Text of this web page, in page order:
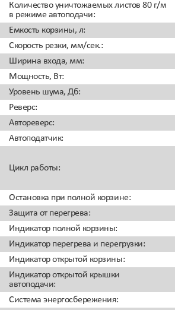
Количество уничтожаемых листов 80 г/м
в режиме автоподачи:
Емкость корзины, л:
Скорость резки, мм/сек.:
Ширина входа, мм:
Мощность, Вт:
Уровень шума, Дб:
Реверс:
Автореверс:
Автоподатчик:
Цикл работы:
Остановка при полной корзине:
Защита от перегрева:
Индикатор полной корзины:
Индикатор перегрева и перегрузки:
Индикатор открытой корзины:
Индикатор открытой крышки
автоподачи:
Система энергосбережения: